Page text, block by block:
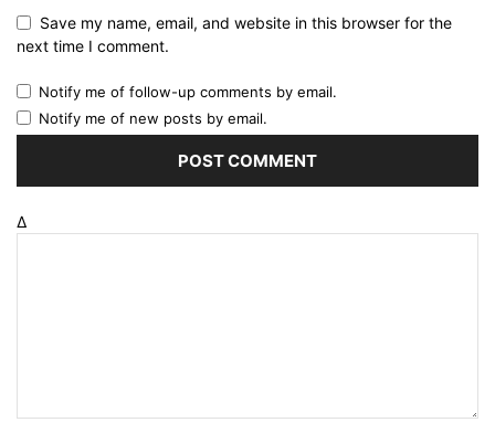
Save my name, email, and website in this browser for the
next time I comment.
Notify me of follow-up comments by email.
Notify me of new posts by email.
Δ